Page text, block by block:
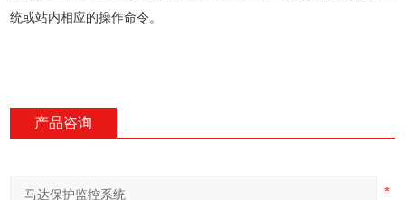
统或站内相应的操作命令。
产品咨询